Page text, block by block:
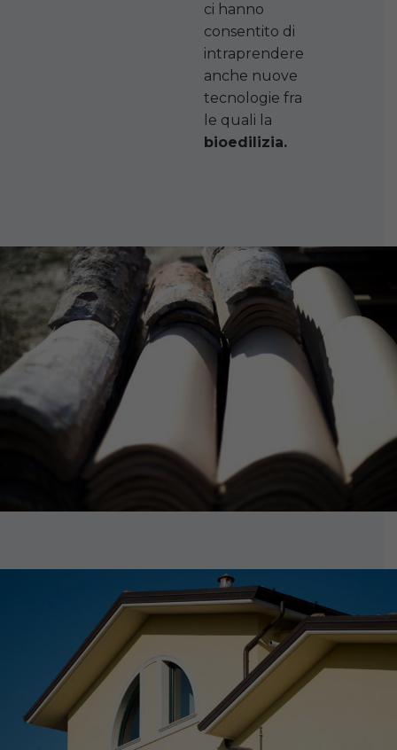
ci hanno
consentito di
intraprendere
anche nuove
tecnologie fra
le quali la
bioedilizia.